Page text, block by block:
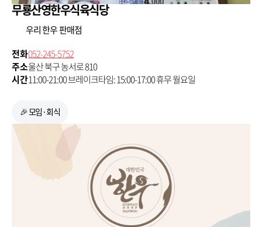
무룡산영한우식육식당
우리 한우 판매점
전화052-245-5752
주소울산 북구 농서로 810
시간11:00-21:00 브레이크타임: 15:00-17:00 휴무 월요일
🎉 모임·회식